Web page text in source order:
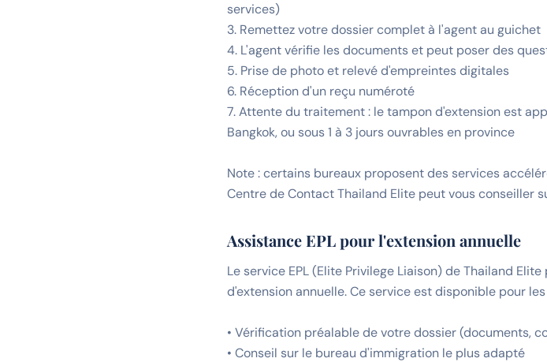
services)
3. Remettez votre dossier complet à l'agent au guichet
4. L'agent vérifie les documents et peut poser des
5. Prise de photo et relevé d'empreintes digitales
6. Réception d'un reçu numéroté
7. Attente du traitement : le tampon d'extension est
Bangkok, ou sous 1 à 3 jours ouvrables en province
Note : certains bureaux proposent des services
Centre de Contact Thailand Elite peut vous conseiller
Assistance EPL pour l'extension annuelle
Le service EPL (Elite Privilege Liaison) de Thailand
d'extension annuelle. Ce service est disponible pour
• Vérification préalable de votre dossier (documents,
• Conseil sur le bureau d'immigration le plus adapté